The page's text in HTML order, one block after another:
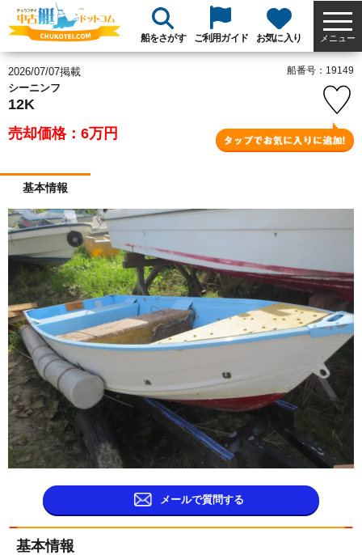
船をさがす ご利用ガイド お気に入り メニュー
2026/07/07掲載
シーニンフ
12K
売却価格：6万円
船番号：19149
基本情報
メールで質問する
基本情報